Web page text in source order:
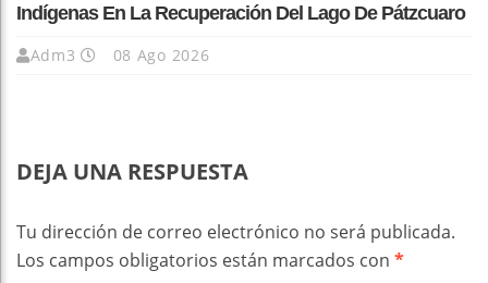
Indígenas En La Recuperación Del Lago De Pátzcuaro
Adm3 08 Ago 2026
DEJA UNA RESPUESTA
Tu dirección de correo electrónico no será publicada.
Los campos obligatorios están marcados con *